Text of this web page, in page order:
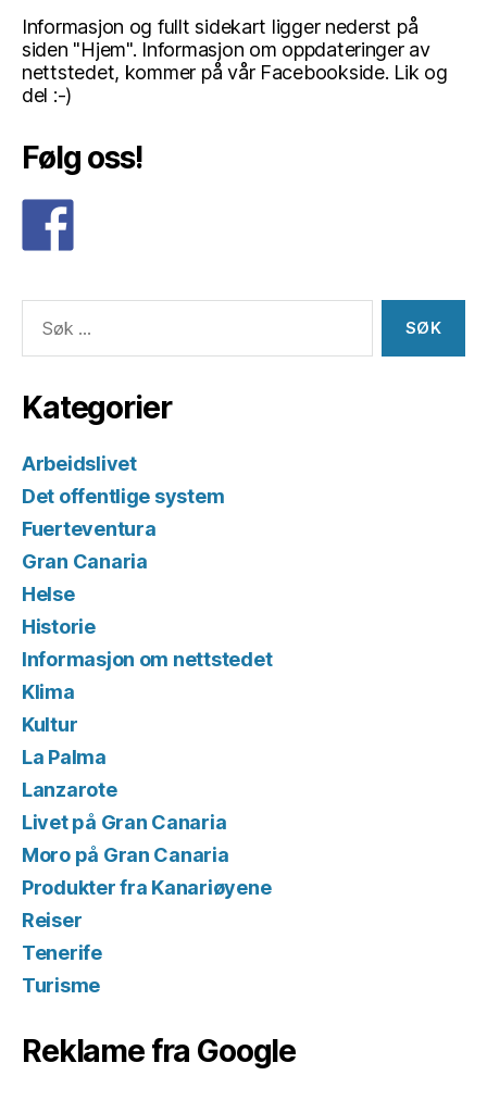
Informasjon og fullt sidekart ligger nederst på
siden "Hjem". Informasjon om oppdateringer av
nettstedet, kommer på vår Facebookside. Lik og
del :-)
Følg oss!
etter:
Kategorier
Arbeidslivet
Det offentlige system
Fuerteventura
Gran Canaria
Helse
Historie
Informasjon om nettstedet
Klima
Kultur
La Palma
Lanzarote
Livet på Gran Canaria
Moro på Gran Canaria
Produkter fra Kanariøyene
Reiser
Tenerife
Turisme
Reklame fra Google